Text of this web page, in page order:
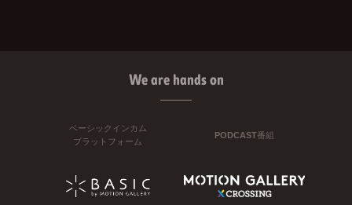
We are hands on
ベーシックインカム
プラットフォーム
PODCAST番組